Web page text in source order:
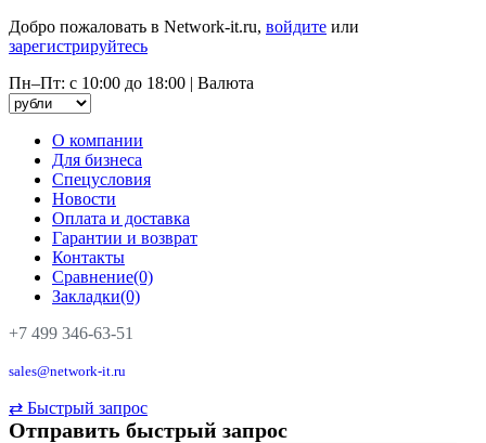
Добро пожаловать в Network-it.ru, войдите или
зарегистрируйтесь
Пн–Пт: с 10:00 до 18:00 | Валюта
О компании
Для бизнеса
Спецусловия
Новости
Оплата и доставка
Гарантии и возврат
Контакты
Сравнение(0)
Закладки(0)
+7 499 346-63-51
sales@network-it.ru
⇄ Быстрый запрос
Отправить быстрый запрос